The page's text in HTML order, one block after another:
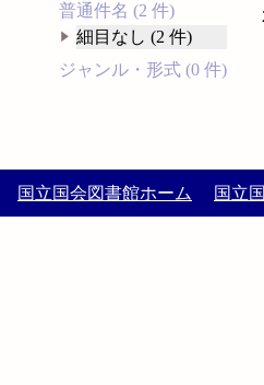
普通件名 (2 件)
細目なし (2 件)
ジャンル・形式 (0 件)
国立国会図書館ホーム 国立